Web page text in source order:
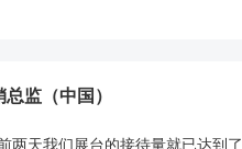
监（中国）
两天我们展台的接待量就已达到了